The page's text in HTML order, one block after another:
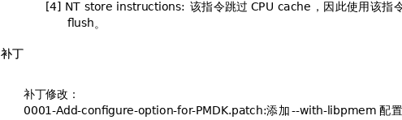
0=1 ./ " -"2 该指令跳过 %  ， 因 此使 用 该指
>-
补丁
补丁修改：
!&&"5-"#"9"3#2添加 (# 配置